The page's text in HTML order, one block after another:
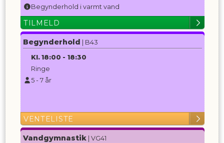
Begynderhold i varmt vand
TILMELD
Begynderhold
| B43
Kl. 18:00 -18:30
Ringe
5 -7 år
VENTELISTE
Vandgymnastik
| VG41